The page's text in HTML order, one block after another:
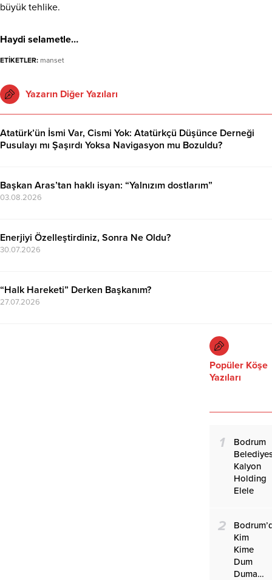
büyük tehlike.
Haydi selametle…
ETİKETLER: manset
Yazarın Diğer Yazıları
Atatürk’ün İsmi Var, Cismi Yok: Atatürkçü Düşünce Derneği
Pusulayı mı Şaşırdı Yoksa Navigasyon mu Bozuldu?
Başkan Aras’tan haklı isyan: “Yalnızım dostlarım”
03.08.2026
Enerjiyi Özelleştirdiniz, Sonra Ne Oldu?
30.07.2026
“Halk Hareketi” Derken Başkanım?
27.07.2026
Popüler Köşe
Yazıları
1
Bodrum
Kalyon
Holding
Elele
2
Kim
Kime
Dum
Duma…